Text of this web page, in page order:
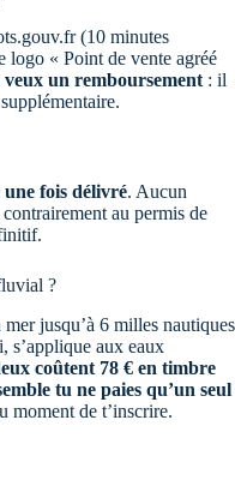
(10 minutes
logo « Point de vente agréé
veux un remboursement : il
une fois délivré. Aucun
au permis de
?
jusqu’à 6 milles nautiques
s’applique aux eaux
coûtent 78 € en timbre
tu ne paies qu’un seul
moment de t’inscrire.